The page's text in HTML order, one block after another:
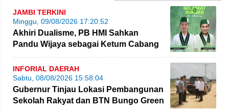
JAMBI TERKINI
Minggu, 09/08/2026 17:20:52
Akhiri Dualisme, PB HMI Sahkan
Pandu Wijaya sebagai Ketum Cabang
Jambi
INFORIAL DAERAH
Sabtu, 08/08/2026 15:58:04
Gubernur Tinjau Lokasi Pembangunan
Sekolah Rakyat dan BTN Bungo Green